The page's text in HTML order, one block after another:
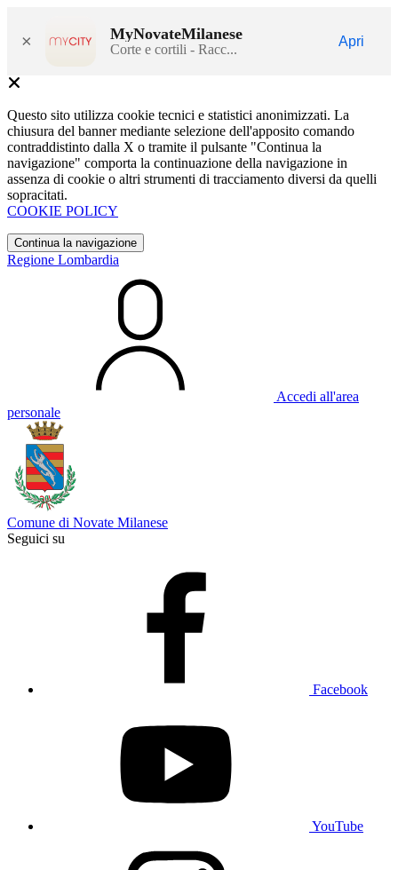
× MyNovateMilanese
Corte e cortili - Racc...
Apri
Questo sito utilizza cookie tecnici e statistici anonimizzati. La
chiusura del banner mediante selezione dell'apposito comando
contraddistinto dalla X o tramite il pulsante "Continua la
navigazione" comporta la continuazione della navigazione in
assenza di cookie o altri strumenti di tracciamento diversi da quelli
sopracitati.
COOKIE POLICY
Continua la navigazione
Regione Lombardia
Accedi all'area
personale
Comune di Novate Milanese
Seguici su
Facebook
YouTube